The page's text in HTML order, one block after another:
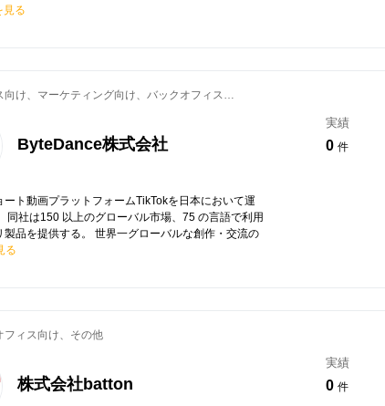
見る
向け、マーケティング向け、バックオフィス向
ByteDance株式会社
実績
0 件
ート動画プラットフォームTikTokを日本において運
同社は150 以上のグローバル市場、75 の言語で利用
製品を提供する。 世界一グローバルな創作・交流の
る
フィス向け、その他
株式会社batton
実績
0 件